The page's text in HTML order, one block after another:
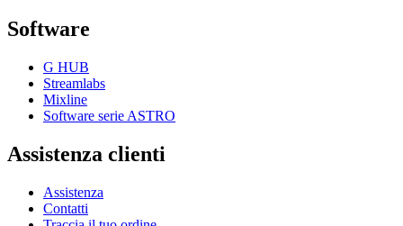
Software
G HUB
Streamlabs
Mixline
Software serie ASTRO
Assistenza clienti
Assistenza
Contatti